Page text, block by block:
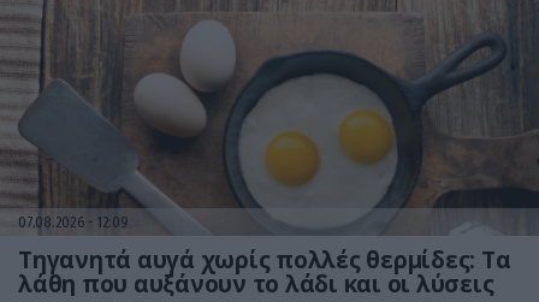
07.08.2026 12:09
Τηγανητά αυγά χωρίς πολλές θερμίδες: Τα
λάθη που αυξάνουν το λάδι και οι λύσεις